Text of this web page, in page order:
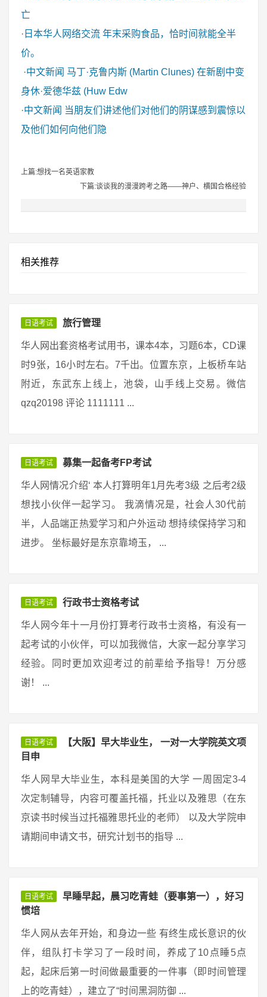
亡
· 日本华人网络交流 年末采购食品，恰时间就能全半
价。
·中文新闻 马丁·克鲁内斯 (Martin Clunes) 在新剧中变
身休·爱德华兹 (Huw Edw
·中文新闻 当朋友们讲述他们对他们的阴谋感到震惊以
及他们如何向他们隐
上篇:想找一名英语家教
下篇:谈谈我的漫漫跨考之路——神户、横国合格经验
相关推荐
日语考试 旅行管理
华人网出套资格考试用书，课本4本，习题6本，CD课
时9张，16小时左右。7千出。位置东京，上板桥车站
附近，东武东上线上，池袋，山手线上交易。微信
qzq20198 评论 1111111 ...
日语考试 募集一起备考FP考试
华人网情况介绍‘ 本人打算明年1月先考3级 之后考2级
想找小伙伴一起学习。 我滴情况是，社会人30代前
半，人品端正热爱学习和户外运动 想持续保持学习和
进步。 坐标最好是东京靠埼玉， ...
日语考试 行政书士资格考试
华人网今年十一月份打算考行政书士资格，有没有一
起考试的小伙伴，可以加我微信，大家一起分享学习
经验。同时更加欢迎考过的前辈给予指导！万分感
谢！ ...
日语考试
【大阪】早大毕业生， 一对一大学院英文项
目申
华人网早大毕业生，本科是美国的大学 一周固定3-4
次定制辅导，内容可覆盖托福，托业以及雅思（在东
京读书时候当过托福雅思托业的老师） 以及大学院申
请期间申请文书，研究计划书的指导 ...
日语考试
早睡早起，晨习吃青蛙（要事第一），好习
惯培
华人网从去年开始，和身边一些 有终生成长意识的伙
伴，组队打卡学习了一段时间，养成了10点睡5点
起，起床后第一时间做最重要的一件事（即时间管理
上的吃青蛙），建立了“时间黑洞防御 ...